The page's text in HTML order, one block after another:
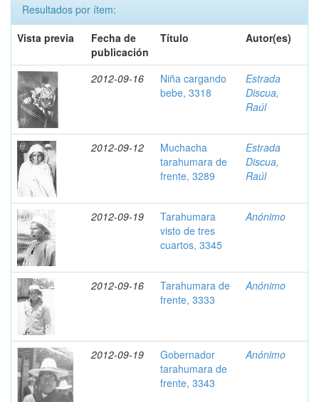
Resultados por ítem:
Vista previa
Fecha de
publicación
Título Autor(es)
2012-09-16
Niña cargando
bebe, 3318
Estrada
Discua,
Raúl
2012-09-12
Muchacha
tarahumara de
frente, 3289
Estrada
Discua,
Raúl
2012-09-19
Tarahumara
visto de tres
cuartos, 3345
Anónimo
2012-09-16
Tarahumara de
frente, 3333
Anónimo
2012-09-19
Gobernador
tarahumara de
frente, 3343
Anónimo